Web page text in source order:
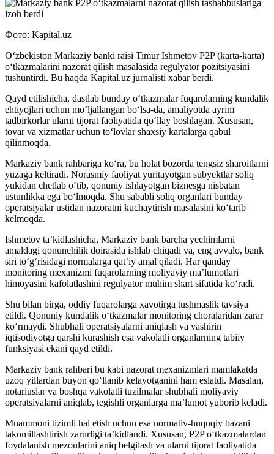
Фото: Kapital.uz
O‘zbekiston Markaziy banki raisi Timur Ishmetov P2P (karta-karta)
o‘tkazmalarini nazorat qilish masalasida regulyator pozitsiyasini
tushuntirdi. Bu haqda Kapital.uz jurnalisti xabar berdi.
Qayd etilishicha, dastlab bunday o‘tkazmalar fuqarolarning kundalik
ehtiyojlari uchun mo‘ljallangan bo‘lsa-da, amaliyotda ayrim
tadbirkorlar ularni tijorat faoliyatida qo‘llay boshlagan. Xususan,
tovar va xizmatlar uchun to‘lovlar shaxsiy kartalarga qabul
qilinmoqda.
Markaziy bank rahbariga ko‘ra, bu holat bozorda tengsiz sharoitlarni
yuzaga keltiradi. Norasmiy faoliyat yuritayotgan subyektlar soliq
yukidan chetlab o‘tib, qonuniy ishlayotgan biznesga nisbatan
ustunlikka ega bo‘lmoqda. Shu sababli soliq organlari bunday
operatsiyalar ustidan nazoratni kuchaytirish masalasini ko‘tarib
kelmoqda.
Ishmetov ta’kidlashicha, Markaziy bank barcha yechimlarni
amaldagi qonunchilik doirasida ishlab chiqadi va, eng avvalo, bank
siri to‘g‘risidagi normalarga qat’iy amal qiladi. Har qanday
monitoring mexanizmi fuqarolarning moliyaviy ma’lumotlari
himoyasini kafolatlashini regulyator muhim shart sifatida ko‘radi.
Shu bilan birga, oddiy fuqarolarga xavotirga tushmaslik tavsiya
etildi. Qonuniy kundalik o‘tkazmalar monitoring choralaridan zarar
ko‘rmaydi. Shubhali operatsiyalarni aniqlash va yashirin
iqtisodiyotga qarshi kurashish esa vakolatli organlarning tabiiy
funksiyasi ekani qayd etildi.
Markaziy bank rahbari bu kabi nazorat mexanizmlari mamlakatda
uzoq yillardan buyon qo‘llanib kelayotganini ham eslatdi. Masalan,
notariuslar va boshqa vakolatli tuzilmalar shubhali moliyaviy
operatsiyalarni aniqlab, tegishli organlarga ma’lumot yuborib keladi.
Muammoni tizimli hal etish uchun esa normativ-huquqiy bazani
takomillashtirish zarurligi ta’kidlandi. Xususan, P2P o‘tkazmalardan
foydalanish mezonlarini aniq belgilash va ularni tijorat faoliyatida